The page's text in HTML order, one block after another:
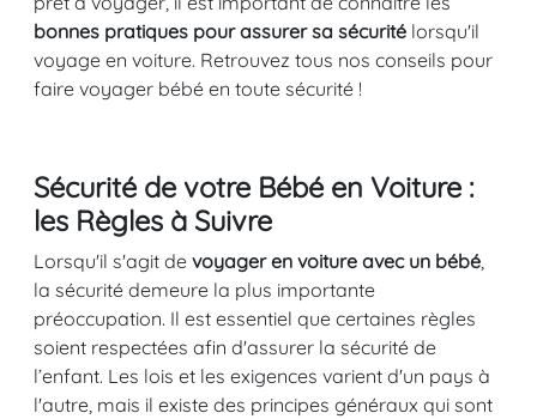
bonnes pratiques pour assurer sa sécurité lorsqu'il
voyage en voiture. Retrouvez tous nos conseils pour
faire voyager bébé en toute sécurité !
Sécurité de votre Bébé en Voiture :
les Règles à Suivre
Lorsqu'il s'agit de voyager en voiture avec un bébé
la sécurité demeure la plus importante
préoccupation. Il est essentiel que certaines règles
soient respectées afin d'assurer la sécurité de
l’enfant. Les lois et les exigences varient d'un pays à
l'autre, mais il existe des principes généraux qui sont